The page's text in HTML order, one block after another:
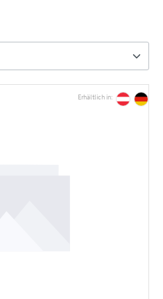
Erhältlich in: